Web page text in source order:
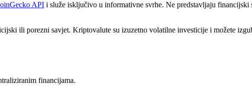
API i služe isključivo u informativne svrhe. Ne predstavljaju
ili porezni savjet. Kriptovalute su izuzetno volatilne investicije i možete
financijama.